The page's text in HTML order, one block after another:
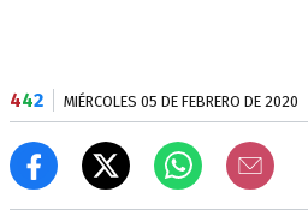
442 MIÉRCOLES 05 DE FEBRERO DE 2020